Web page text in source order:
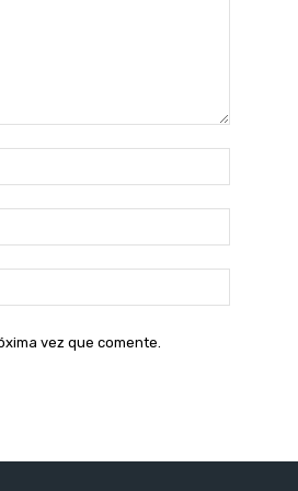
web:
vez que comente.